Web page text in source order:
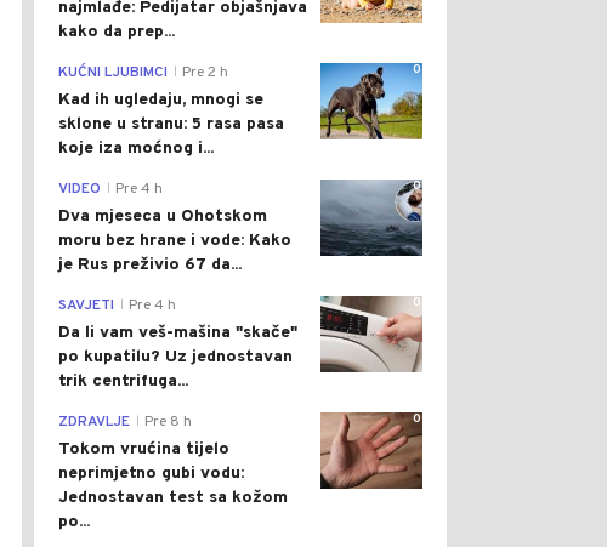
najmlađe: Pedijatar objašnjava
kako da prep...
0
KUĆNI LJUBIMCI Pre 2 h
Kad ih ugledaju, mnogi se
sklone u stranu: 5 rasa pasa
koje iza moćnog i...
0
VIDEO Pre 4 h
Dva mjeseca u Ohotskom
moru bez hrane i vode: Kako
je Rus preživio 67 da...
0
SAVJETI Pre 4 h
Da li vam veš-mašina "skače"
po kupatilu? Uz jednostavan
trik centrifuga...
0
ZDRAVLJE Pre 8 h
Tokom vrućina tijelo
neprimjetno gubi vodu:
Jednostavan test sa kožom
po...